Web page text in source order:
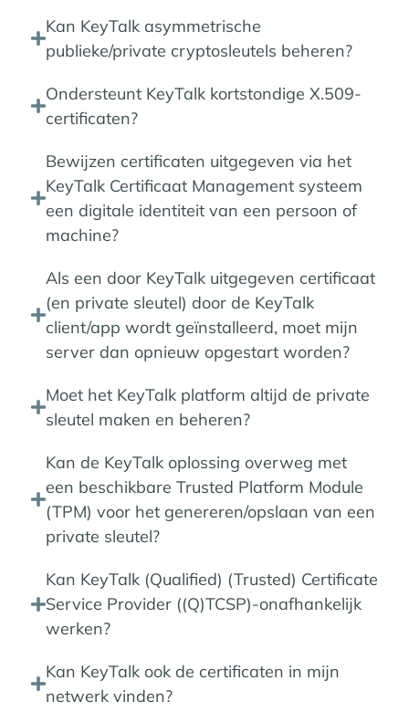
Kan KeyTalk asymmetrische
publieke/private cryptosleutels beheren?
Ondersteunt KeyTalk kortstondige X.509-
certificaten?
Bewijzen certificaten uitgegeven via het
KeyTalk Certificaat Management systeem
een digitale identiteit van een persoon of
machine?
Als een door KeyTalk uitgegeven certificaat
(en private sleutel) door de KeyTalk
client/app wordt geïnstalleerd, moet mijn
server dan opnieuw opgestart worden?
Moet het KeyTalk platform altijd de private
sleutel maken en beheren?
Kan de KeyTalk oplossing overweg met
een beschikbare Trusted Platform Module
(TPM) voor het genereren/opslaan van een
private sleutel?
Kan KeyTalk (Qualified) (Trusted) Certificate
Service Provider ((Q)TCSP)-onafhankelijk
werken?
Kan KeyTalk ook de certificaten in mijn
netwerk vinden?